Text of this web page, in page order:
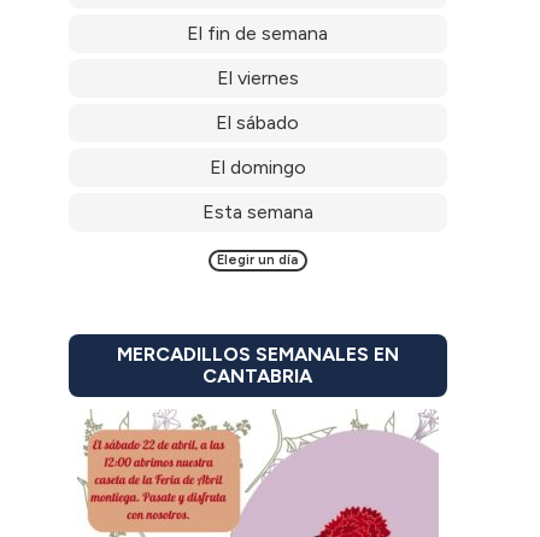
El fin de semana
El viernes
El sábado
El domingo
Esta semana
Elegir un día
MERCADILLOS SEMANALES EN
CANTABRIA